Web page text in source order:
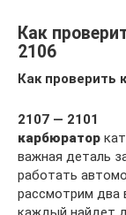
Как
2106
Как проверить
2107 — 2101
карбюратор
важная деталь
работать
рассмотрим два